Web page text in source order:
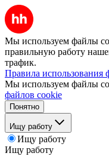
Мы используем файлы
правильную работу
трафик.
Правила использования
Мы используем файлы
файлов cookie
Понятно
Ищу работу
Ищу работу
Ищу работу